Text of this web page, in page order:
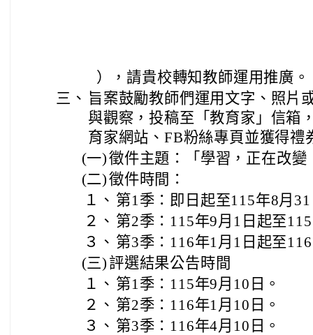
），請貴校轉知教師運用推廣。
三、 旨案鼓勵教師們運用文字、照片
與觀察，投稿至「教育家」信箱
育家網站、FB粉絲專頁並獲得禮
(一)徵件主題：「學習，正在改
(二)徵件時間：
１、 第1季：即日起至115年8月
２、 第2季：115年9月1日起至
３、 第3季：116年1月1日起至
(三) 評選結果公告時間
１、 第1季：115年9月10日。
２、 第2季：116年1月10日。
３、 第3季：116年4月10日。